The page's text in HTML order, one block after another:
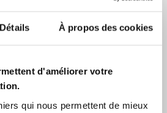
Détails À propos des cookies
d'améliorer votre
qui nous permettent de mieux
Ajouter
mes
favoris
Ajouter
Indice de sécurité :
Voir le produit